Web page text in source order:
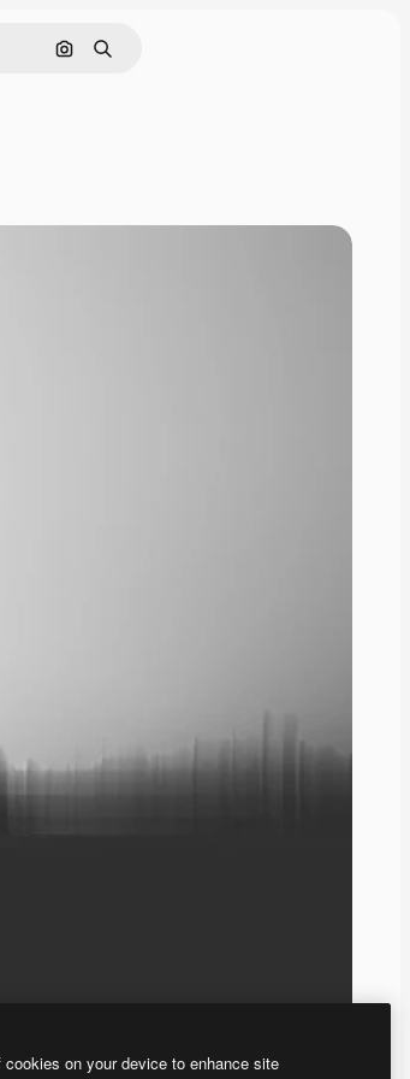
画像で検索
検索
on your device to enhance site